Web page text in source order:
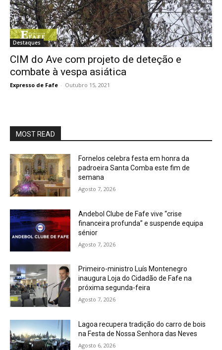
Destaques
CIM do Ave com projeto de deteção e
combate à vespa asiática
Expresso de Fafe - Outubro 15, 2021
MOST READ
Fornelos celebra festa em honra da
padroeira Santa Comba este fim de
semana
Agosto 7, 2026
Andebol Clube de Fafe vive “crise
financeira profunda” e suspende equipa
sénior
Agosto 7, 2026
Primeiro-ministro Luís Montenegro
inaugura Loja do Cidadão de Fafe na
próxima segunda-feira
Agosto 7, 2026
Lagoa recupera tradição do carro de bois
na Festa de Nossa Senhora das Neves
Agosto 6, 2026